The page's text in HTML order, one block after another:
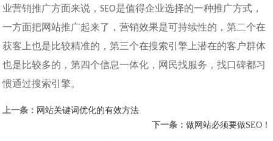
业营销推广方面来说，SEO是值得企业选择的一种推广方式，
一方面把网站推广起来了，营销效果是可持续性的，第二个在
获客上也是比较精准的，第三个在搜索引擎上潜在的客户群体
也是比较多的，第四个信息一体化，网民找服务，找口碑都习
惯通过搜索引擎。
上一条： 网站关键词优化的有效方法
下一条： 做网站必须要做SEO！